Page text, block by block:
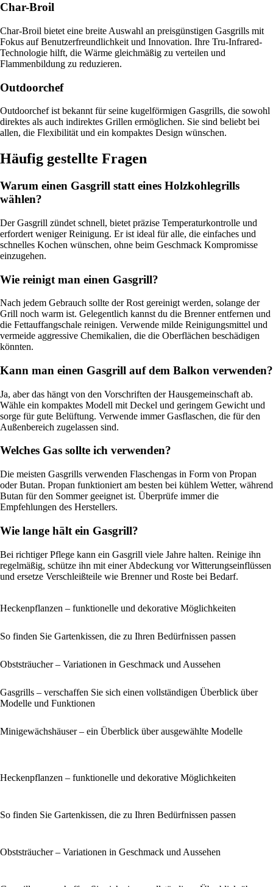
Char-Broil
Char-Broil bietet eine breite Auswahl an preisgünstigen Gasgrills mit
Fokus auf Benutzerfreundlichkeit und Innovation. Ihre Tru-Infrared-
Technologie hilft, die Wärme gleichmäßig zu verteilen und
Flammenbildung zu reduzieren.
Outdoorchef
Outdoorchef ist bekannt für seine kugelförmigen Gasgrills, die sowohl
direktes als auch indirektes Grillen ermöglichen. Sie sind beliebt bei
allen, die Flexibilität und ein kompaktes Design wünschen.
Häufig gestellte Fragen
Warum einen Gasgrill statt eines Holzkohlegrills
wählen?
Der Gasgrill zündet schnell, bietet präzise Temperaturkontrolle und
erfordert weniger Reinigung. Er ist ideal für alle, die einfaches und
schnelles Kochen wünschen, ohne beim Geschmack Kompromisse
einzugehen.
Wie reinigt man einen Gasgrill?
Nach jedem Gebrauch sollte der Rost gereinigt werden, solange der
Grill noch warm ist. Gelegentlich kannst du die Brenner entfernen und
die Fettauffangschale reinigen. Verwende milde Reinigungsmittel und
vermeide aggressive Chemikalien, die die Oberflächen beschädigen
könnten.
Kann man einen Gasgrill auf dem Balkon verwenden?
Ja, aber das hängt von den Vorschriften der Hausgemeinschaft ab.
Wähle ein kompaktes Modell mit Deckel und geringem Gewicht und
sorge für gute Belüftung. Verwende immer Gasflaschen, die für den
Außenbereich zugelassen sind.
Welches Gas sollte ich verwenden?
Die meisten Gasgrills verwenden Flaschengas in Form von Propan
oder Butan. Propan funktioniert am besten bei kühlem Wetter, während
Butan für den Sommer geeignet ist. Überprüfe immer die
Empfehlungen des Herstellers.
Wie lange hält ein Gasgrill?
Bei richtiger Pflege kann ein Gasgrill viele Jahre halten. Reinige ihn
regelmäßig, schütze ihn mit einer Abdeckung vor Witterungseinflüssen
und ersetze Verschleißteile wie Brenner und Roste bei Bedarf.
Heckenpflanzen – funktionelle und dekorative Möglichkeiten
So finden Sie Gartenkissen, die zu Ihren Bedürfnissen passen
Obststräucher – Variationen in Geschmack und Aussehen
Gasgrills – verschaffen Sie sich einen vollständigen Überblick über
Modelle und Funktionen
Minigewächshäuser – ein Überblick über ausgewählte Modelle
Heckenpflanzen – funktionelle und dekorative Möglichkeiten
So finden Sie Gartenkissen, die zu Ihren Bedürfnissen passen
Obststräucher – Variationen in Geschmack und Aussehen